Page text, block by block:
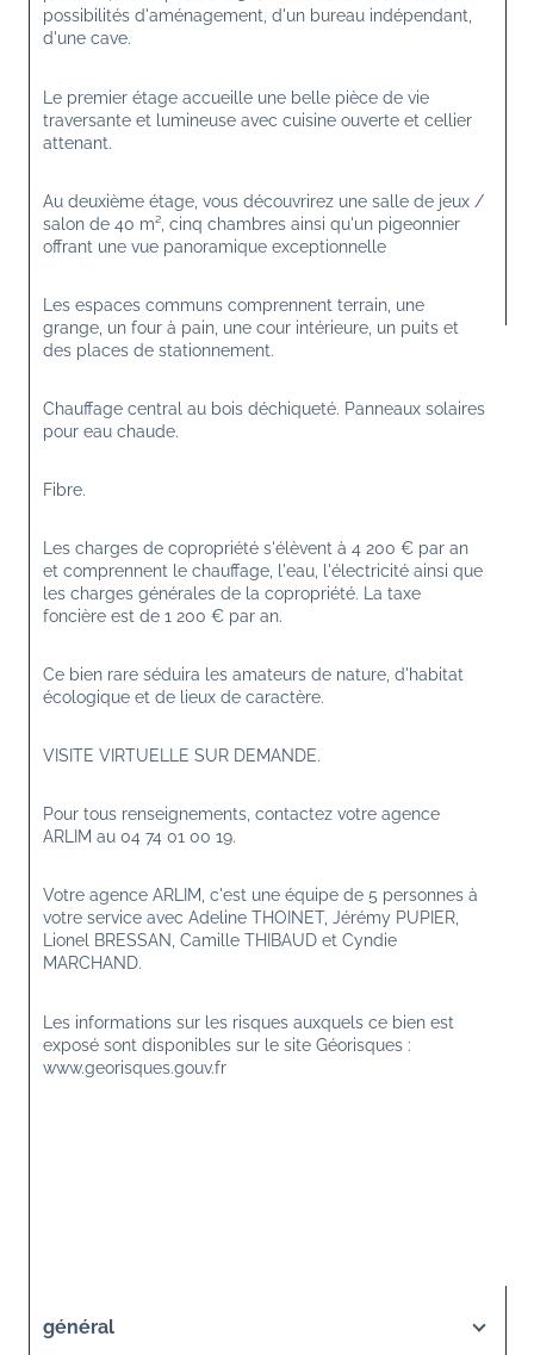
possibilités d'aménagement, d'un bureau indépendant,
d'une cave.
Le premier étage accueille une belle pièce de vie
traversante et lumineuse avec cuisine ouverte et cellier
attenant.
Au deuxième étage, vous découvrirez une salle de jeux /
salon de 40 m², cinq chambres ainsi qu'un pigeonnier
offrant une vue panoramique exceptionnelle
Les espaces communs comprennent terrain, une
grange, un four à pain, une cour intérieure, un puits et
des places de stationnement.
Chauffage central au bois déchiqueté. Panneaux solaires
pour eau chaude.
Fibre.
Les charges de copropriété s'élèvent à 4 200 € par an
et comprennent le chauffage, l'eau, l'électricité ainsi que
les charges générales de la copropriété. La taxe
foncière est de 1 200 € par an.
Ce bien rare séduira les amateurs de nature, d'habitat
écologique et de lieux de caractère.
VISITE VIRTUELLE SUR DEMANDE.
Pour tous renseignements, contactez votre agence
ARLIM au 04 74 01 00 19.
Votre agence ARLIM, c'est une équipe de 5 personnes à
votre service avec Adeline THOINET, Jérémy PUPIER,
Lionel BRESSAN, Camille THIBAUD et Cyndie
MARCHAND.
Les informations sur les risques auxquels ce bien est
exposé sont disponibles sur le site Géorisques :
www.georisques.gouv.fr
général